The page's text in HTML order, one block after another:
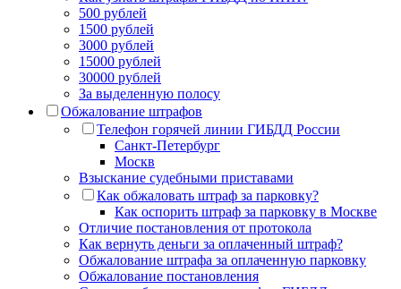
500 рублей
1500 рублей
3000 рублей
15000 рублей
30000 рублей
За выделенную полосу
Обжалование штрафов
Телефон горячей линии ГИБДД России
Санкт-Петербург
Москв
Взыскание судебными приставами
Как обжаловать штраф за парковку?
Как оспорить штраф за парковку в Москве
Отличие постановления от протокола
Как вернуть деньги за оплаченный штраф?
Обжалование штрафа за оплаченную парковку
Обжалование постановления